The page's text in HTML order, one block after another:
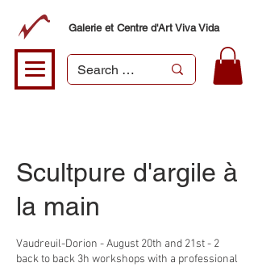
Galerie et Centre d'Art Viva Vida
Scultpure d'argile à
la main
Vaudreuil-Dorion - August 20th and 21st - 2
back to back 3h workshops with a professional